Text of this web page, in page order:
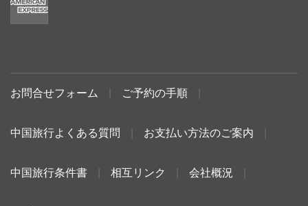
お問合せフォーム ご予約の手順
中国旅行よくある質問 お支払い方法のご案内
中国旅行条件書 相互リンク 会社概況